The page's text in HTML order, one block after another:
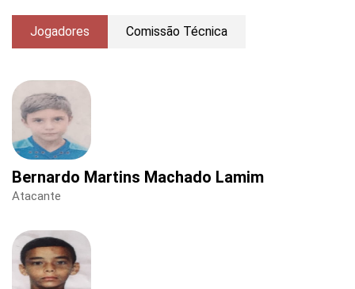
Jogadores Comissão Técnica
Bernardo Martins Machado Lamim
Atacante